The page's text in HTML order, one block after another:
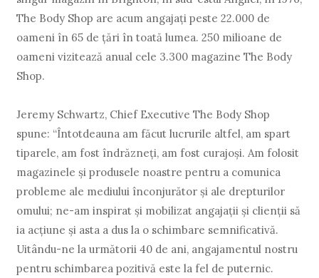
The Body Shop are acum angajaţi peste 22.000 de
oameni în 65 de ţări în toată lumea. 250 milioane de
oameni vizitează anual cele 3.300 magazine The Body
Shop.
Jeremy Schwartz, Chief Executive The Body Shop
spune: “Întotdeauna am făcut lucrurile altfel, am spart
tiparele, am fost îndrăzneţi, am fost curajoşi. Am folosit
magazinele şi produsele noastre pentru a comunica
probleme ale mediului înconjurător şi ale drepturilor
omului; ne-am inspirat şi mobilizat angajaţii şi clienţii să
ia acţiune şi asta a dus la o schimbare semnificativă.
Uitându-ne la următorii 40 de ani, angajamentul nostru
pentru schimbarea pozitivă este la fel de puternic.